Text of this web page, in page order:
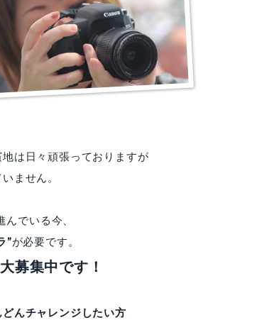
は日々頑張っておりますが
ません。
でいる今、
”が必要です。
募集中です！
んチャレンジしたい方